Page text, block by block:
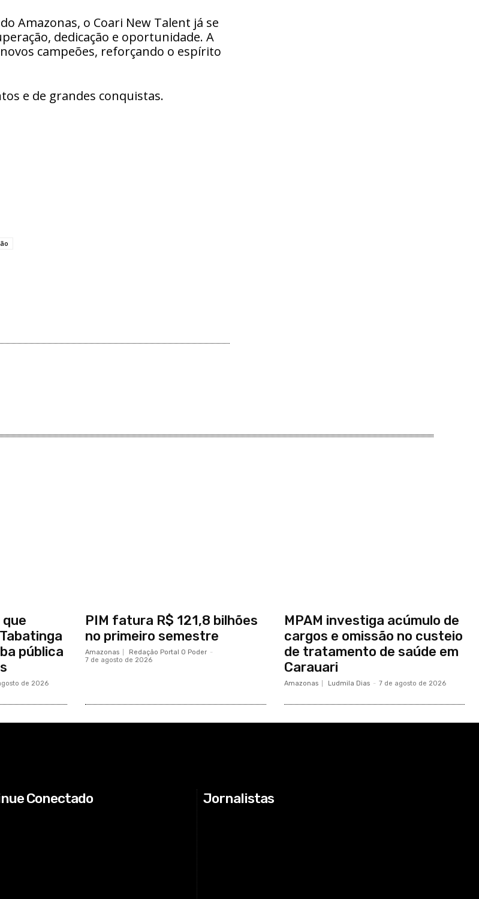
Amazonas, o Coari New Talent já se
dedicação e oportunidade. A
campeões, reforçando o espírito
e de grandes conquistas.
que
pública
de 2026
PIM fatura R$ 121,8 bilhões
no primeiro semestre
Amazonas Redação Portal O Poder -
7 de agosto de 2026
MPAM investiga acúmulo de
cargos e omissão no custeio
de tratamento de saúde em
Carauari
Amazonas Ludmila Dias - 7 de agosto de 2026
Conectado Jornalistas